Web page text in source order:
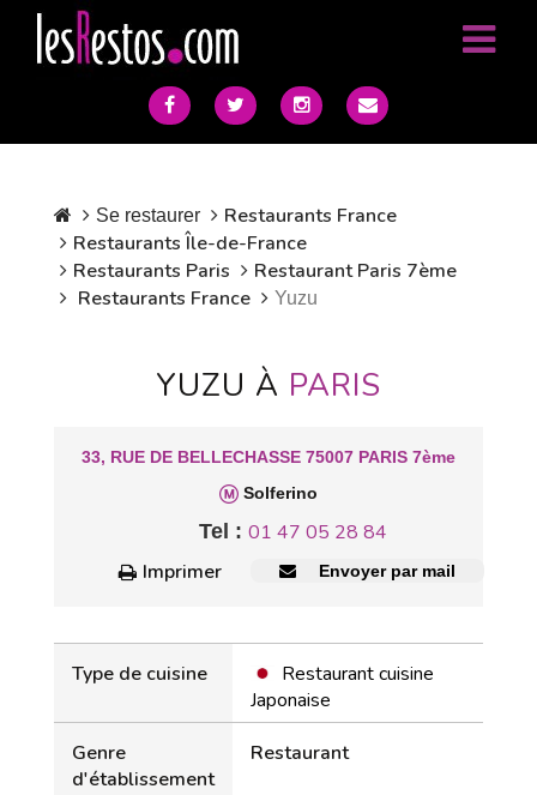
Se restaurer
Restaurants France
Restaurants Île-de-France
Restaurants Paris
Restaurant Paris 7ème
Restaurants France
Yuzu
YUZU À PARIS
33, RUE DE BELLECHASSE 75007 PARIS 7ème
Solferino
Tel : 01 47 05 28 84
Imprimer
Envoyer par mail
Type de cuisine
Restaurant cuisine
Japonaise
Genre
d'établissement
Restaurant